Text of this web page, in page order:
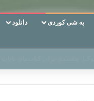
به شی کوردی دانلود